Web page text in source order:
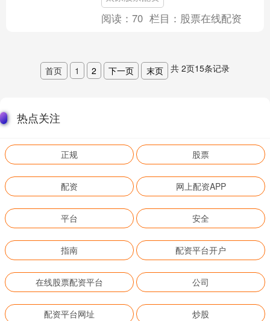
如营业执照、....
阅读：70 栏目： 股票在线配资
首页 1 2 下一页 末页 共 2页15条记录
热点关注
正规 股票
配资 网上配资APP
平台 安全
指南 配资平台开户
在线股票配资平台 公司
配资平台网址 炒股